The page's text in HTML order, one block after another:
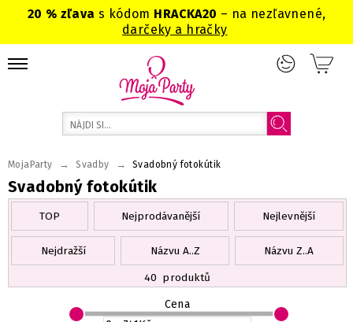
20 % zľavas kódom HRACKA20 – na nezľavnené,
darčeky a hračky
Svadobný fotokútik
MojaParty → Svadby → Svadobný fotokútik
TOP Nejprodávanější Nejlevnější
Nejdražší Názvu A..Z
Názvu Z..A
40 produktů
Cena